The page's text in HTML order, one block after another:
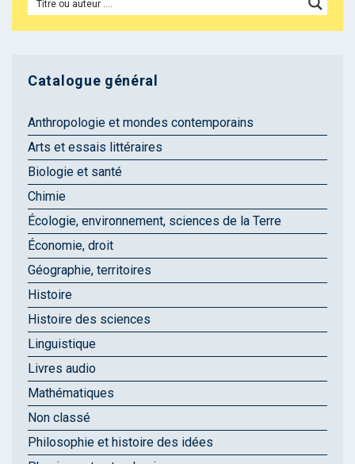
Catalogue général
Anthropologie et mondes contemporains
Arts et essais littéraires
Biologie et santé
Chimie
Écologie, environnement, sciences de la Terre
Économie, droit
Géographie, territoires
Histoire
Histoire des sciences
Linguistique
Livres audio
Mathématiques
Non classé
Philosophie et histoire des idées